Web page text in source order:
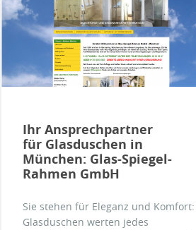
Ihr Ansprechpartner
für Glasduschen in
München: Glas-Spiegel-
Rahmen GmbH
Sie stehen für Eleganz und Komfort:
Glasduschen werten jedes